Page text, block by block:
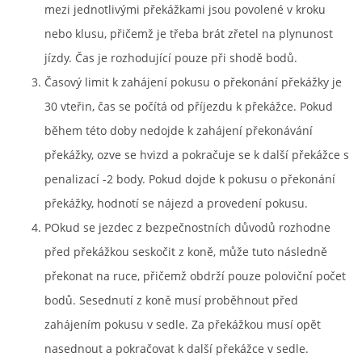
mezi jednotlivými překážkami jsou povolené v kroku
nebo klusu, přičemž je třeba brát zřetel na plynunost
jízdy. Čas je rozhodující pouze při shodě bodů.
Časový limit k zahájení pokusu o překonání překážky je
30 vteřin, čas se počítá od příjezdu k překážce. Pokud
během této doby nedojde k zahájení překonávání
překážky, ozve se hvizd a pokračuje se k další překážce s
penalizací -2 body. Pokud dojde k pokusu o překonání
překážky, hodnotí se nájezd a provedení pokusu.
POkud se jezdec z bezpečnostních důvodů rozhodne
před překážkou seskočit z koně, může tuto následně
překonat na ruce, přičemž obdrží pouze poloviční počet
bodů. Sesednutí z koně musí proběhnout před
zahájením pokusu v sedle. Za překážkou musí opět
nasednout a pokračovat k další překážce v sedle.